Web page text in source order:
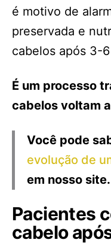
é motivo de
preservada e
cabelos após 3-
É um processo
cabelos voltam
Você pode
evolução de
em nosso site.
Pacientes
cabelo